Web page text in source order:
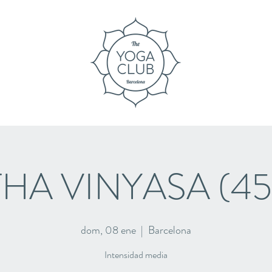
VINYASA
dom, 08 ene
  |
Barcelona
Intensidad media